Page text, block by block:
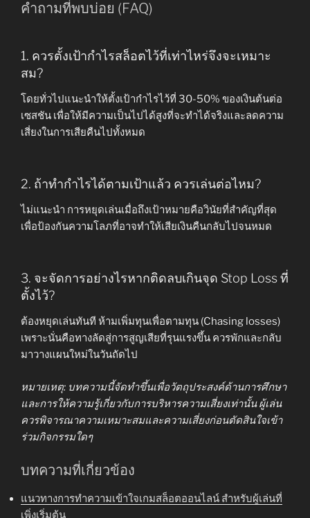
คำถามที่พบบ่อย (FAQ)
1. ควรตั้งเป้ากำไรสล็อตไว้ที่เท่าไหร่จึงจะเหมาะ
สม?
โดยทั่วไปแนะนำให้ตั้งเป้ากำไรไว้ที่ 30-50% ของเงินต้นต่อ
เซสชัน เพื่อให้มีความเป็นไปได้สูงที่จะทำได้จริงและลดความ
เสี่ยงในการเสียคืนไปทั้งหมด
2. ถ้าทำกำไรได้ตามเป้าแล้ว ควรเล่นต่อไหม?
ไม่แนะนำ การหยุดเล่นเมื่อถึงเป้าหมายคือวินัยที่สำคัญที่สุด
เพื่อป้องกันความโลภที่อาจทำให้เสียเงินคืนกลับไปจนหมด
3. จะจัดการอย่างไรหากติดลบเกินจุด Stop Loss ที่
ตั้งไว้?
ต้องหยุดเล่นทันที ห้ามเพิ่มทุนเพื่อตามทุน (Chasing losses)
เพราะนั่นคือทางลัดสู่การสูญเสียที่รุนแรงขึ้น ควรพักและกลับ
มาวางแผนใหม่ในวันถัดไป
หมายเหตุ: บทความนี้จัดทำขึ้นเพื่อวัตถุประสงค์ด้านการศึกษา
และการให้ความรู้เกี่ยวกับการบริหารความเสี่ยงเท่านั้น ผู้เล่น
ควรพิจารณาความเหมาะสมและความเสี่ยงก่อนตัดสินใจเข้า
ร่วมกิจกรรมใดๆ
บทความที่เกี่ยวข้อง
แนวทางการทำความเข้าใจเกมสล็อตออนไลน์ สำหรับผู้เล่นที่
เพิ่งเริ่มต้น